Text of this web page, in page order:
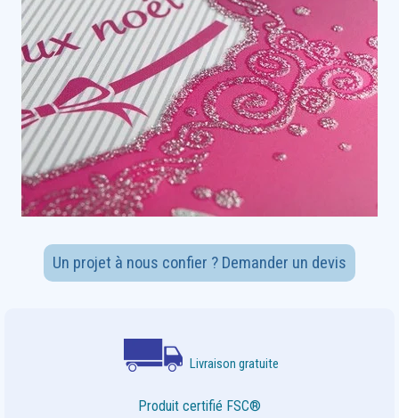
Un projet à nous confier ? Demander un devis
Livraison gratuite
Produit certifié FSC®